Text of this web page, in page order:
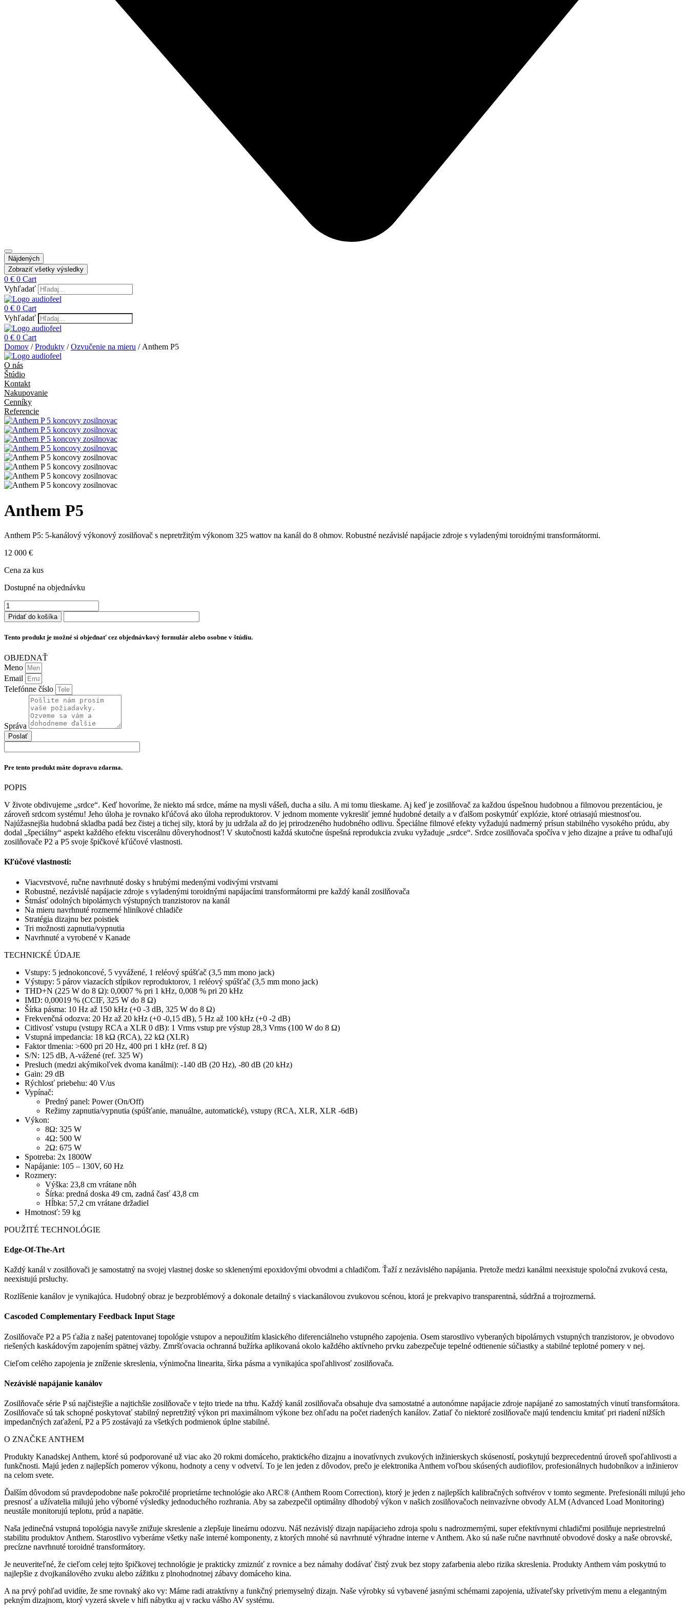
Nájdených
Zobraziť všetky výsledky
0 € 0 Cart
Vyhľadať
0 € 0 Cart
Vyhľadať
0 € 0 Cart
Domov /Produkty /Ozvučenie na mieru / Anthem P5
O nás
Štúdio
Kontakt
Nakupovanie
Cenníky
Referencie
Anthem P5
Anthem P5: 5-kanálový výkonový zosilňovač s nepretržitým výkonom 325 wattov na kanál do 8 ohmov. Robustné nezávislé napájacie zdroje s vyladenými toroidnými transformátormi.
12 000 €
Cena za kus
Dostupné na objednávku
množstvo
Anthem
P5
Pridať do košíka
Tento produkt je možné si objednať cez objednávkový formulár alebo osobne v štúdiu.
OBJEDNAŤ
Meno
Email
Telefónne číslo
Správa
Poslať
Pre tento produkt máte dopravu zdarma.
POPIS
V živote obdivujeme „srdce“. Keď hovoríme, že niekto má srdce, máme na mysli vášeň, ducha a silu. A mi tomu tlieskame. Aj keď je zosilňovač za každou úspešnou hudobnou a filmovou prezentáciou, je
zároveň srdcom systému! Jeho úloha je rovnako kľúčová ako úloha reproduktorov. V jednom momente vykresliť jemné hudobné detaily a v ďalšom poskytnúť explózie, ktoré otriasajú miestnosťou.
Najúžasnejšia hudobná skladba padá bez čistej a tichej sily, ktorá by ju udržala až do jej prirodzeného hudobného odlivu. Špeciálne filmové efekty vyžadujú nadmerný prísun stabilného vysokého prúdu, aby
dodal „špeciálny“ aspekt každého efektu viscerálnu dôveryhodnosť! V skutočnosti každá skutočne úspešná reprodukcia zvuku vyžaduje „srdce“. Srdce zosilňovača spočíva v jeho dizajne a práve tu odhaľujú
zosilňovače P2 a P5 svoje špičkové kľúčové vlastnosti.
Kľúčové vlastnosti:
Viacvrstvové, ručne navrhnuté dosky s hrubými medenými vodivými vrstvami
Robustné, nezávislé napájacie zdroje s vyladenými toroidnými napájacími transformátormi pre každý kanál zosilňovača
Štrnásť odolných bipolárnych výstupných tranzistorov na kanál
Na mieru navrhnuté rozmerné hliníkové chladiče
Stratégia dizajnu bez poistiek
Tri možnosti zapnutia/vypnutia
Navrhnuté a vyrobené v Kanade
TECHNICKÉ ÚDAJE
Vstupy: 5 jednokoncové, 5 vyvážené, 1 reléový spúšťač (3,5 mm mono jack)
Výstupy: 5 párov viazacích stĺpikov reproduktorov, 1 reléový spúšťač (3,5 mm mono jack)
THD+N (225 W do 8 Ω): 0,0007 % pri 1 kHz, 0,008 % pri 20 kHz
IMD: 0,00019 % (CCIF, 325 W do 8 Ω)
Šírka pásma: 10 Hz až 150 kHz (+0 -3 dB, 325 W do 8 Ω)
Frekvenčná odozva: 20 Hz až 20 kHz (+0 -0,15 dB), 5 Hz až 100 kHz (+0 -2 dB)
Citlivosť vstupu (vstupy RCA a XLR 0 dB): 1 Vrms vstup pre výstup 28,3 Vrms (100 W do 8 Ω)
Vstupná impedancia: 18 kΩ (RCA), 22 kΩ (XLR)
Faktor tlmenia: >600 pri 20 Hz, 400 pri 1 kHz (ref. 8 Ω)
S/N: 125 dB, A-vážené (ref. 325 W)
Presluch (medzi akýmikoľvek dvoma kanálmi): -140 dB (20 Hz), -80 dB (20 kHz)
Gain: 29 dB
Rýchlosť priebehu: 40 V/us
Vypínač:
Predný panel: Power (On/Off)
Režimy zapnutia/vypnutia (spúšťanie, manuálne, automatické), vstupy (RCA, XLR, XLR -6dB)
Výkon:
8Ω: 325 W
4Ω: 500 W
2Ω: 675 W
Spotreba: 2x 1800W
Napájanie: 105 – 130V, 60 Hz
Rozmery:
Výška: 23,8 cm vrátane nôh
Šírka: predná doska 49 cm, zadná časť 43,8 cm
Hĺbka: 57,2 cm vrátane držadiel
Hmotnosť: 59 kg
POUŽITÉ TECHNOLÓGIE
Edge-Of-The-Art
Každý kanál v zosilňovači je samostatný na svojej vlastnej doske so sklenenými epoxidovými obvodmi a chladičom. Ťaží z nezávislého napájania. Pretože medzi kanálmi neexistuje spoločná zvuková cesta,
neexistujú prsluchy.
Rozlíšenie kanálov je vynikajúca. Hudobný obraz je bezproblémový a dokonale detailný s viackanálovou zvukovou scénou, ktorá je prekvapivo transparentná, súdržná a trojrozmerná.
Cascoded Complementary Feedback Input Stage
Zosilňovače P2 a P5 ťažia z našej patentovanej topológie vstupov a nepoužitím klasického diferenciálneho vstupného zapojenia. Osem starostlivo vyberaných bipolárnych vstupných tranzistorov, je obvodovo
riešených kaskádovým zapojením spätnej väzby. Zmršťovacia ochranná bužírka aplikovaná okolo každého aktívneho prvku zabezpečuje tepelné odtienenie súčiastky a stabilné teplotné pomery v nej.
Cieľom celého zapojenia je zníženie skreslenia, výnimočna linearita, šírka pásma a vynikajúca spoľahlivosť zosilňovača.
Nezávislé napájanie kanálov
Zosilňovače série P sú najčistejšie a najtichšie zosilňovače v tejto triede na trhu. Každý kanál zosilňovača obsahuje dva samostatné a autonómne napájacie zdroje napájané zo samostatných vinutí transformátora.
Zosilňovače sú tak schopné poskytovať stabilný nepretržitý výkon pri maximálnom výkone bez ohľadu na počet riadených kanálov. Zatiaľ čo niektoré zosilňovače majú tendenciu kmitať pri riadení nižších
impedančných zaťažení, P2 a P5 zostávajú za všetkých podmienok úplne stabilné.
O ZNAČKE ANTHEM
Produkty Kanadskej Anthem, ktoré sú podporované už viac ako 20 rokmi domáceho, praktického dizajnu a inovatívnych zvukových inžinierskych skúseností, poskytujú bezprecedentnú úroveň spoľahlivosti a
funkčnosti. Majú jeden z najlepších pomerov výkonu, hodnoty a ceny v odvetví. To je len jeden z dôvodov, prečo je elektronika Anthem voľbou skúsených audiofilov, profesionálnych hudobníkov a inžinierov
na celom svete.
Ďalším dôvodom sú pravdepodobne naše pokročilé proprietárne technológie ako ARC® (Anthem Room Correction), ktorý je jeden z najlepších kalibračných softvérov v tomto segmente. Prefesionáli milujú jeho
presnosť a užívatelia milujú jeho výborné výsledky jednoduchého rozhrania. Aby sa zabezpečil optimálny dlhodobý výkon v našich zosilňovačoch neinvazívne obvody ALM (Advanced Load Monitoring)
neustále monitorujú teplotu, prúd a napätie.
Naša jedinečná vstupná topológia navyše znižuje skreslenie a zlepšuje lineárnu odozvu. Náš nezávislý dizajn napájacieho zdroja spolu s nadrozmernými, super efektívnymi chladičmi posilňuje nepriestrelnú
stabilitu produktov Anthem. Starostlivo vyberáme všetky naše interné komponenty, z ktorých mnohé sú navrhnuté výhradne interne v Anthem. Ako sú naše ručne navrhnuté obvodové dosky a naše obrovské,
precízne navrhnuté toroidné transformátory.
Je neuveriteľné, že cieľom celej tejto špičkovej technológie je prakticky zmiznúť z rovnice a bez námahy dodávať čistý zvuk bez stopy zafarbenia alebo rizika skreslenia. Produkty Anthem vám poskytnú to
najlepšie z dvojkanálového zvuku alebo zážitku z plnohodnotnej zábavy domáceho kina.
A na prvý pohľad uvidíte, že sme rovnaký ako vy: Máme radi atraktívny a funkčný priemyselný dizajn. Naše výrobky sú vybavené jasnými schémami zapojenia, užívateľsky prívetivým menu a elegantným
pekným dizajnom, ktorý vyzerá skvele v hifi nábytku aj v racku vášho AV systému.